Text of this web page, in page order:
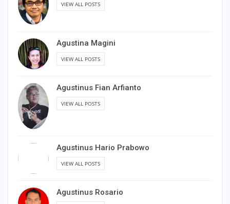
VIEW ALL POSTS
Agustina Magini
VIEW ALL POSTS
Agustinus Fian Arfianto
VIEW ALL POSTS
Agustinus Hario Prabowo
VIEW ALL POSTS
Agustinus Rosario